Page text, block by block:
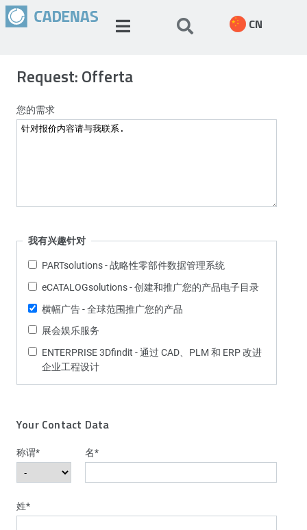
CN
Request: Offerta
您的需求
我有兴趣针对
PARTsolutions - 战略性零部件数据管理系统
eCATALOGsolutions - 创建和推广您的产品电子目录
横幅广告 - 全球范围推广您的产品
展会娱乐服务
ENTERPRISE 3Dfindit - 通过 CAD、PLM 和 ERP 改进
企业工程设计
Your Contact Data
称谓* 名*
姓*